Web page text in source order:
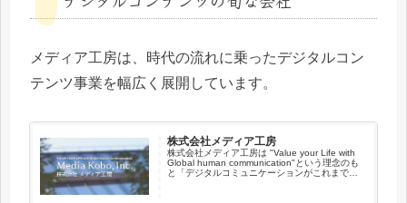
メディア工房は、時代の流れに乗ったデジタルコン
テンツ事業を幅広く展開しています。
株式会社メディア工房
株式会社メディア工房は "Value your Life with
Global human communication"という理念のも
と「デジタルコミュニケーションがこれまでと